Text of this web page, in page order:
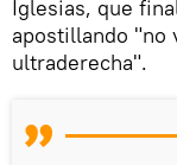
Iglesias, que
apostillando "no
ultraderecha".